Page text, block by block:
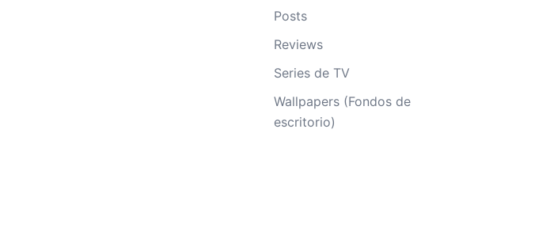
Posts
Reviews
Series de TV
Wallpapers (Fondos de
escritorio)